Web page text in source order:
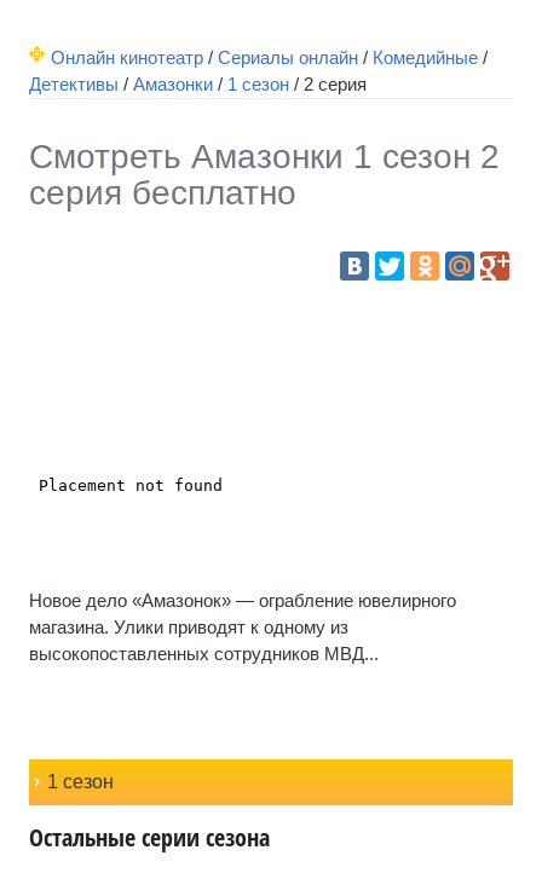
Онлайн кинотеатр / Сериалы онлайн / Комедийные /
Детективы / Амазонки / 1 сезон / 2 серия
Смотреть Амазонки 1 сезон 2
серия бесплатно
Новое дело «Амазонок» — ограбление ювелирного
магазина. Улики приводят к одному из
высокопоставленных сотрудников МВД...
1 сезон
Остальные серии сезона